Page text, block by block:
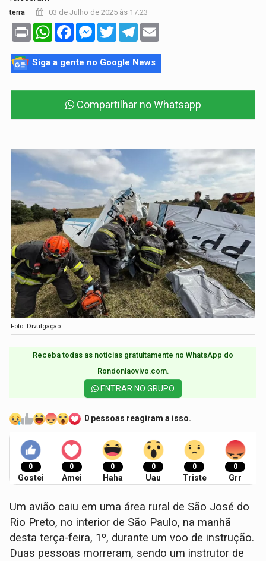
terra 03 de Julho de 2025 às 17:23
Print WhatsAppFacebookMessenger
TwitterTelegram
Siga a gente no Google News
Compartilhar no Whatsapp
Foto: Divulgação
Receba todas as notícias gratuitamente no WhatsApp do
Rondoniaovivo.com.​
ENTRAR NO GRUPO
0 pessoas reagiram a isso.
0
Gostei
0
Amei
0
Haha
0
Uau
0
Triste
0
Grr
Um avião caiu em uma área rural de São José do
Rio Preto, no interior de São Paulo, na manhã
desta terça-feira, 1º, durante um voo de instrução.
Duas pessoas morreram, sendo um instrutor de